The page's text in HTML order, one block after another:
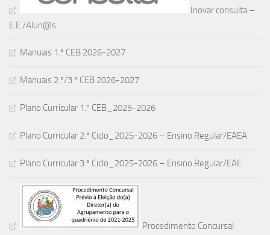
Inovar consulta –
E.E./Alun@s
Manuais 1.º CEB 2026-2027
Manuais 2.º/3.º CEB 2026-2027
Plano Curricular 1.º CEB_2025-2026
Plano Curricular 2.º Ciclo_2025-2026 – Ensino Regular/EAEA
Plano Curricular 3.º Ciclo_2025-2026 – Ensino Regular/EAE
Procedimento Concursal